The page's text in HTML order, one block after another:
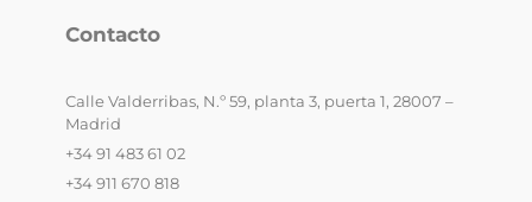
Contacto
Calle Valderribas, N.º 59, planta 3, puerta 1, 28007 –
Madrid
+34 91 483 61 02
+34 911 670 818